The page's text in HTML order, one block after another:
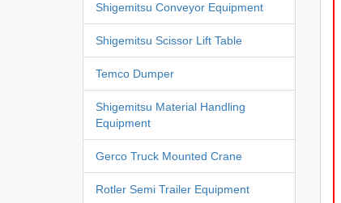
Shigemitsu Conveyor Equipment
Shigemitsu Scissor Lift Table
Temco Dumper
Shigemitsu Material Handling
Equipment
Gerco Truck Mounted Crane
Rotler Semi Trailer Equipment